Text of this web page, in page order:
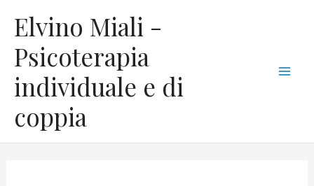
contenuto
Elvino Miali -
Psicoterapia
individuale e di
coppia
a
t
e
g
o
r